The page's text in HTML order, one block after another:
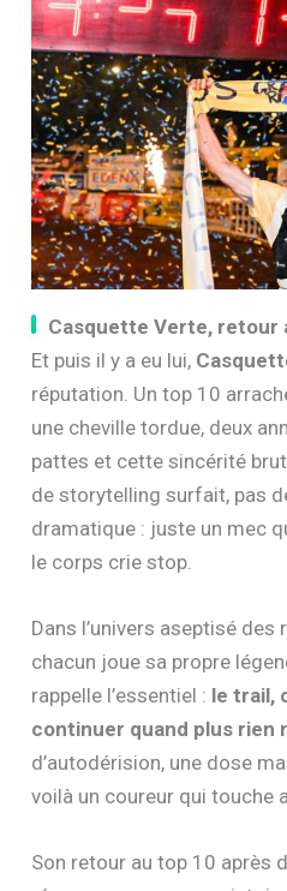
Casquette Verte, retour
Et puis il y a eu lui,
réputation. Un top 10
une cheville tordue, deux
pattes et cette sincérité
de storytelling surfait, pas
dramatique : juste un mec
le corps crie stop.
Dans l’univers aseptisé des
chacun joue sa propre
rappelle l’essentiel : le trail,
continuer quand plus rien
d’autodérision, une dose
voilà un coureur qui touche
Son retour au top 10 après